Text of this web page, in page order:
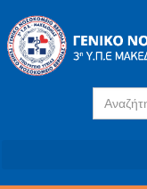
Search
for: